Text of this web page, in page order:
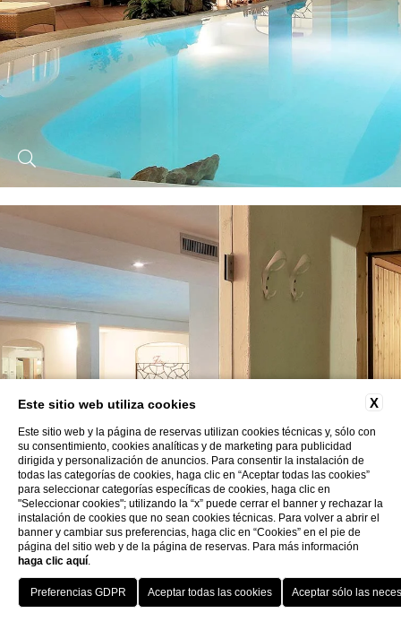
Regreso a los Hoteles ITI
Porto Cervo - Colonna Resort
S. Teresa di Gallura - Grand Hotel Colonna Capo Testa
Mejor tarifa
HOTEL OFFERTE VANTAGGI PRENOTA
X
Este sitio web utiliza cookies
Este sitio web y la página de reservas utilizan cookies técnicas y, sólo con
su consentimiento, cookies analíticas y de marketing para publicidad
dirigida y personalización de anuncios. Para consentir la instalación de
todas las categorías de cookies, haga clic en “Aceptar todas las cookies”
para seleccionar categorías específicas de cookies, haga clic en
"Seleccionar cookies"; utilizando la “x” puede cerrar el banner y rechazar la
instalación de cookies que no sean cookies técnicas. Para volver a abrir el
banner y cambiar sus preferencias, haga clic en “Cookies” en el pie de
página del sitio web y de la página de reservas. Para más información
haga clic aquí.